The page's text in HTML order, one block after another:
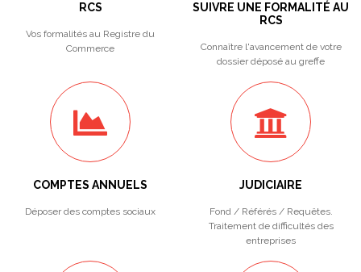
RCS
Vos formalités au Registre du
Commerce
SUIVRE UNE FORMALITÉ AU
RCS
Connaître l'avancement de votre
dossier déposé au greffe
COMPTES ANNUELS
Déposer des comptes sociaux
JUDICIAIRE
Fond / Référés / Requêtes.
Traitement de difficultés des
entreprises